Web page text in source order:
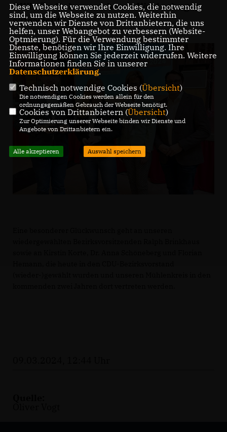
OWL für die bevorstehende Wahl sehr gut
aufgestellt.
Diese Webseite verwendet Cookies, die notwendig
sind, um die Webseite zu nutzen. Weiterhin
verwenden wir Dienste von Drittanbietern, die uns
helfen, unser Webangebot zu verbessern (Website-
Optmierung). Für die Verwendung bestimmter
Dienste, benötigen wir Ihre Einwilligung. Ihre
Einwilligung können Sie jederzeit widerrufen. Weitere
Informationen finden Sie in unserer
Datenschutzerklärung.
Technisch notwendige Cookies (Übersicht)
Die notwendigen Cookies werden allein für den
ordnungsgemäßen Gebrauch der Webseite benötigt.
Cookies von Drittanbietern (Übersicht)
Zur Optimierung unserer Webseite binden wir Dienste und
Angebote von Drittanbietern ein.
Alle akzeptieren Auswahl speichern